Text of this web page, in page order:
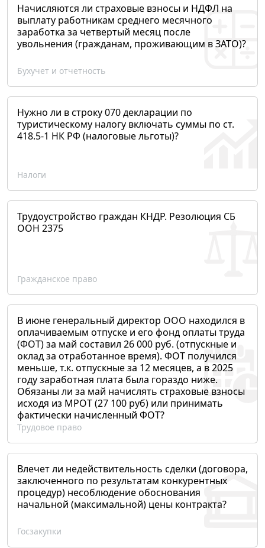
Начисляются ли страховые взносы и НДФЛ на
выплату работникам среднего месячного
заработка за четвертый месяц после
увольнения (гражданам, проживающим в ЗАТО)?
Бухучет и отчетность
Нужно ли в строку 070 декларации по
туристическому налогу включать суммы по ст.
418.5-1 НК РФ (налоговые льготы)?
Налоги
Трудоустройство граждан КНДР. Резолюция СБ
ООН 2375
Гражданское право
В июне генеральный директор ООО находился в
оплачиваемым отпуске и его фонд оплаты труда
(ФОТ) за май составил 26 000 руб. (отпускные и
оклад за отработанное время). ФОТ получился
меньше, т.к. отпускные за 12 месяцев, а в 2025
году заработная плата была гораздо ниже.
Обязаны ли за май начислять страховые взносы
исходя из МРОТ (27 100 руб) или принимать
фактически начисленный ФОТ?
Трудовое право
Влечет ли недействительность сделки (договора,
заключенного по результатам конкурентных
процедур) несоблюдение обоснования
начальной (максимальной) цены контракта?
Госзакупки